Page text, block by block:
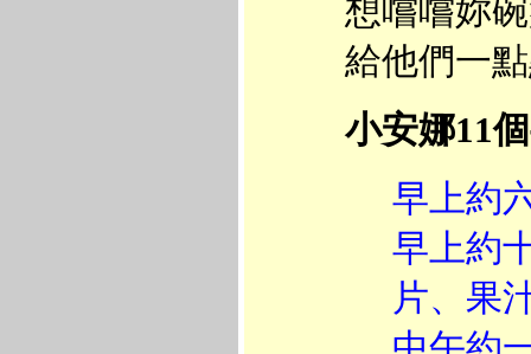
想嚐嚐妳
給他們一
小安娜11
早上約
早上約
片、果